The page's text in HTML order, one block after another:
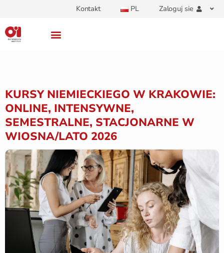
Kontakt PL Zaloguj sie
KURSY NIEMIECKIEGO W KRAKOWIE:
ONLINE, INTENSYWNE,
SEMESTRALNE, STACJONARNE W
WIOSNA/LATO 2026